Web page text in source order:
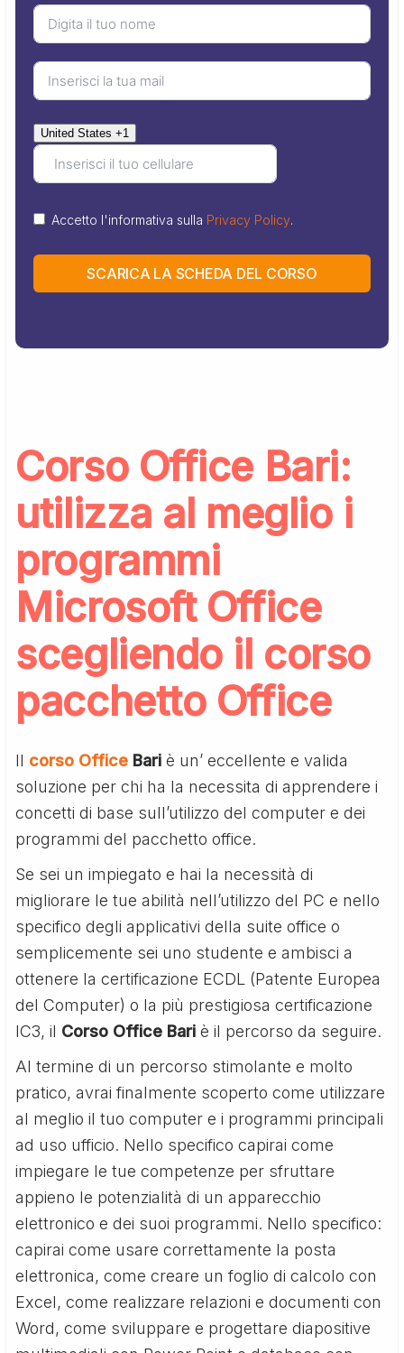
United States +1
Accetto l'informativa sulla Privacy Policy.
SCARICA LA SCHEDA DEL CORSO
Corso Office Bari:
utilizza al meglio i
programmi
Microsoft Office
scegliendo il corso
pacchetto Office
Il corso Office Bari è un’ eccellente e valida
soluzione per chi ha la necessita di apprendere i
concetti di base sull’utilizzo del computer e dei
programmi del pacchetto office.
Se sei un impiegato e hai la necessità di
migliorare le tue abilità nell’utilizzo del PC e nello
specifico degli applicativi della suite office o
semplicemente sei uno studente e ambisci a
ottenere la certificazione ECDL (Patente Europea
del Computer) o la più prestigiosa certificazione
IC3, il Corso Office Bari è il percorso da seguire.
Al termine di un percorso stimolante e molto
pratico, avrai finalmente scoperto come utilizzare
al meglio il tuo computer e i programmi principali
ad uso ufficio. Nello specifico capirai come
impiegare le tue competenze per sfruttare
appieno le potenzialità di un apparecchio
elettronico e dei suoi programmi. Nello specifico:
capirai come usare correttamente la posta
elettronica, come creare un foglio di calcolo con
Excel, come realizzare relazioni e documenti con
Word, come sviluppare e progettare diapositive